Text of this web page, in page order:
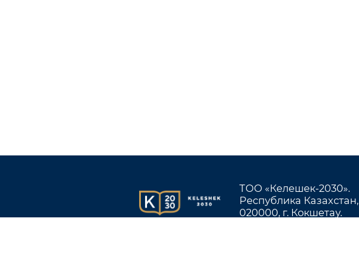
ТОО «Келешек-2030».
Республика Казахстан,
020000, г. Кокшетау.